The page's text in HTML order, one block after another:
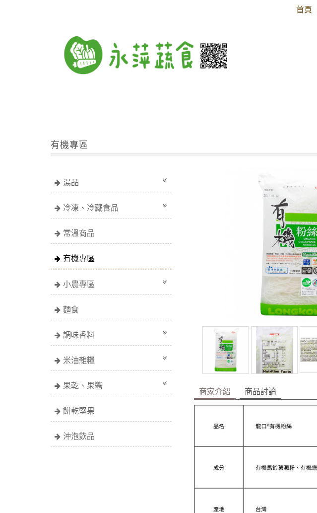
首頁
有機專區
湯品
冷凍、冷藏食品
常溫商品
有機專區
小農專區
麵食
調味香料
米油雜糧
果乾、果醬
餅乾堅果
沖泡飲品
商家介紹 商品討論